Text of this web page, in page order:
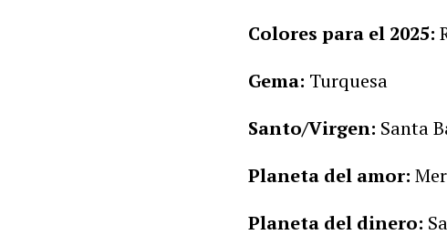
Colores para el 2025:
Gema: Turquesa
Santo/Virgen: Santa
Planeta del amor:
Planeta del dinero: